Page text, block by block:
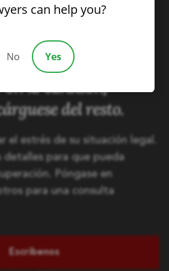
la curación,
del resto.
el estrés de su situación legal.
detalles para que pueda
Póngase en
para una consulta
Escríbenos
can help you?
No Yes